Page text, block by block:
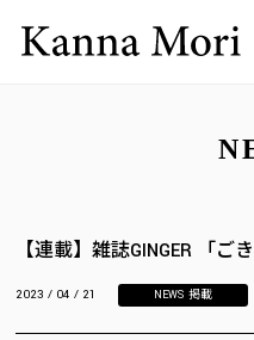
【連載】雑誌GINGER 「ご
2023 / 04 / 21 NEWS ,掲載